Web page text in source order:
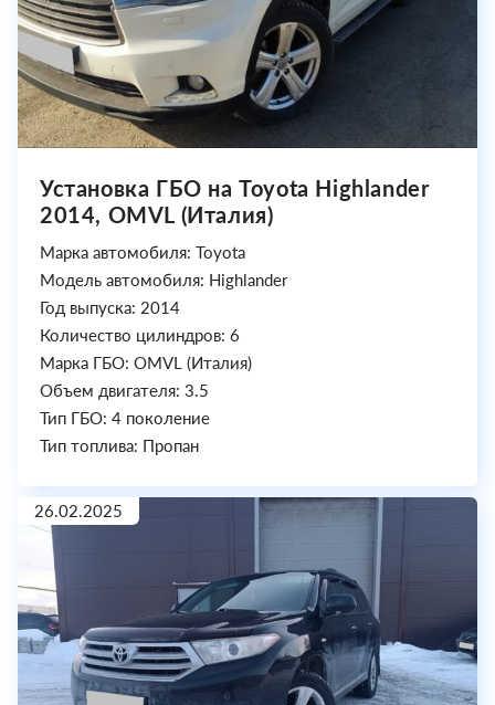
Установка ГБО на Toyota Highlander
2014, OMVL (Италия)
Марка автомобиля: Toyota
Модель автомобиля: Highlander
Год выпуска: 2014
Количество цилиндров: 6
Марка ГБО: OMVL (Италия)
Объем двигателя: 3.5
Тип ГБО: 4 поколение
Тип топлива: Пропан
26.02.2025